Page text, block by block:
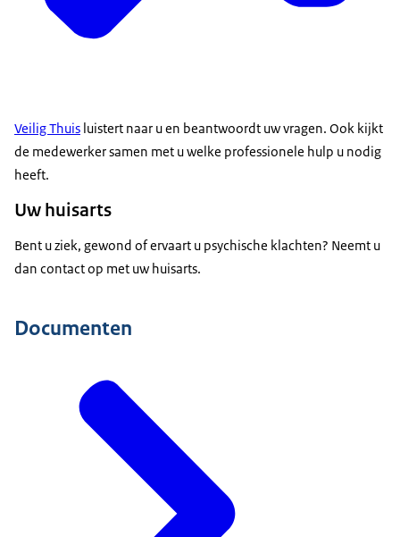
Veilig Thuis luistert naar u en beantwoordt uw vragen. Ook kijkt
de medewerker samen met u welke professionele hulp u nodig
heeft.
Uw huisarts
Bent u ziek, gewond of ervaart u psychische klachten? Neemt u
dan contact op met uw huisarts.
Documenten